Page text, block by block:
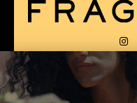
LIEFERUNG: FR